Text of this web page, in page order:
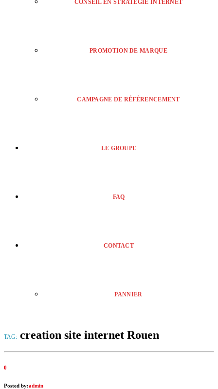
CONSEIL EN STRATÉGIE INTERNET
PROMOTION DE MARQUE
CAMPAGNE DE RÉFÉRENCEMENT
LE GROUPE
FAQ
CONTACT
PANNIER
TAG: creation site internet Rouen
0
Posted by:admin